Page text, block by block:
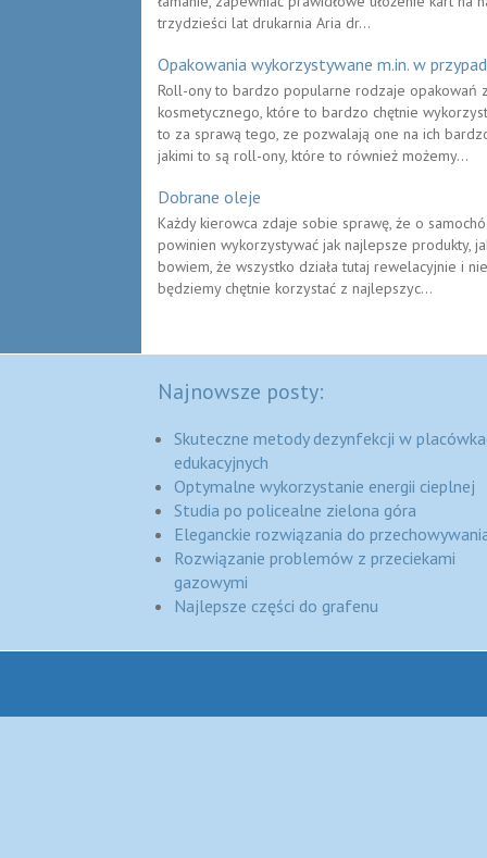
trzydzieści lat drukarnia Aria dr...
Opakowania wykorzystywane m.in. w
Roll-ony to bardzo popularne rodzaje opakowań
kosmetycznego, które to bardzo chętnie
to za sprawą tego, ze pozwalają one na ich
jakimi to są roll-ony, które to również możemy...
Dobrane oleje
Każdy kierowca zdaje sobie sprawę, że o
powinien wykorzystywać jak najlepsze produkty,
bowiem, że wszystko działa tutaj rewelacyjnie i
będziemy chętnie korzystać z najlepszyc...
Najnowsze posty:
Skuteczne metody dezynfekcji w
edukacyjnych
Optymalne wykorzystanie energii cieplnej
Studia po policealne zielona góra
Eleganckie rozwiązania do
Rozwiązanie problemów z przeciekami
gazowymi
Najlepsze części do grafenu